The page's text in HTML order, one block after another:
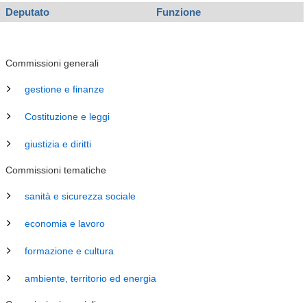
Deputato Funzione
Commissioni generali
gestione e finanze
Costituzione e leggi
giustizia e diritti
Commissioni tematiche
sanità e sicurezza sociale
economia e lavoro
formazione e cultura
ambiente, territorio ed energia